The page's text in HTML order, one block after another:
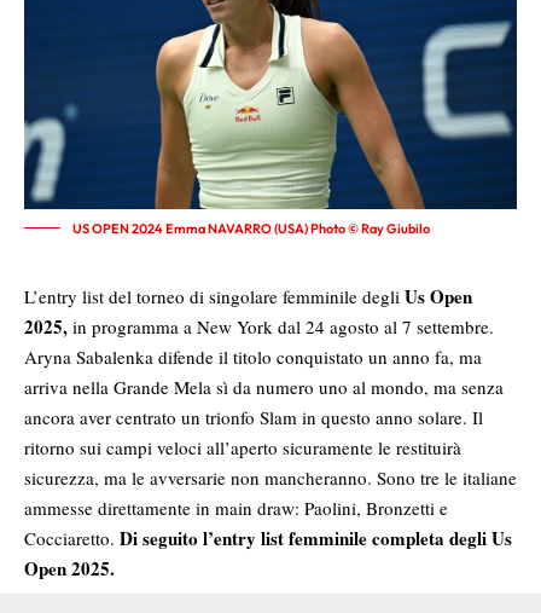
US OPEN 2024 Emma NAVARRO (USA) Photo © Ray Giubilo
L’entry list del torneo di singolare femminile degli Us Open
2025, in programma a New York dal 24 agosto al 7 settembre.
Aryna Sabalenka difende il titolo conquistato un anno fa, ma
arriva nella Grande Mela sì da numero uno al mondo, ma senza
ancora aver centrato un trionfo Slam in questo anno solare. Il
ritorno sui campi veloci all’aperto sicuramente le restituirà
sicurezza, ma le avversarie non mancheranno. Sono tre le italiane
ammesse direttamente in main draw: Paolini, Bronzetti e
Cocciaretto. Di seguito l’entry list femminile completa degli Us
Open 2025.